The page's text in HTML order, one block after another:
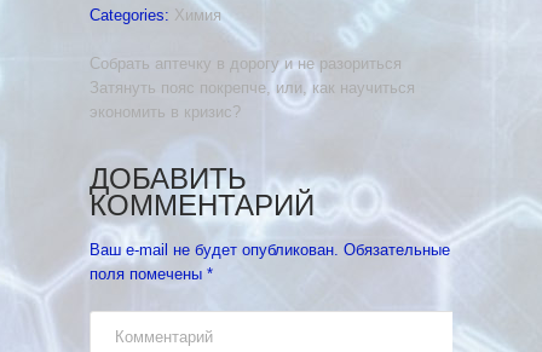
Categories: Химия
Собрать аптечку в дорогу и не разориться
Затянуть пояс покрепче, или, как научиться
экономить в кризис?
ДОБАВИТЬ
КОММЕНТАРИЙ
Ваш e-mail не будет опубликован. Обязательные
поля помечены *
Комментарий